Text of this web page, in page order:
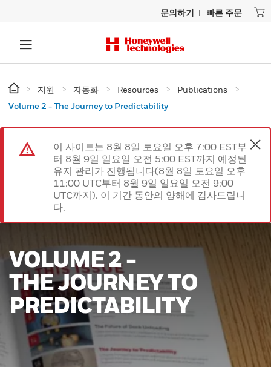
문의하기 빠른 주문
지원 자동화 Resources
Publications
Volume 2 - The Journey to Predictability
이 사이트는 8월 8일 토요일 오후 7:00 EST부
터 8월 9일 일요일 오전 5:00 EST까지 예정된
유지 관리가 진행됩니다(8월 8일 토요일 오후
11:00 UTC부터 8월 9일 일요일 오전 9:00
UTC까지). 이 기간 동안의 양해에 감사드립니
다.
VOLUME 2 -
THE JOURNEY TO
PREDICTABILITY